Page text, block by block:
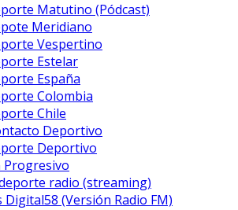
Matutino (Pódcast)
Meridiano
Vespertino
Estelar
España
Colombia
Chile
Deportivo
Deportivo
Progresivo
radio (streaming)
Digital58 (Versión Radio FM)